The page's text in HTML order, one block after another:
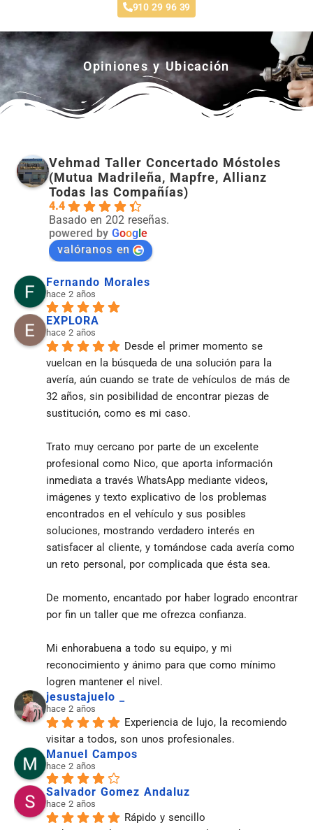
910 29 96 39
Opiniones y Ubicación
Vehmad Taller Concertado Móstoles
(Mutua Madrileña, Mapfre, Allianz
Todas las Compañías)
4.4
Basado en 202 reseñas.
powered by Google
valóranos en
Fernando Morales
hace 2 años
EXPLORA
hace 2 años
Desde el primer momento se
vuelcan en la búsqueda de una solución para la
avería, aún cuando se trate de vehículos de más de
32 años, sin posibilidad de encontrar piezas de
sustitución, como es mi caso.
Trato muy cercano por parte de un excelente
profesional como Nico, que aporta información
inmediata a través WhatsApp mediante videos,
imágenes y texto explicativo de los problemas
encontrados en el vehículo y sus posibles
soluciones, mostrando verdadero interés en
satisfacer al cliente, y tomándose cada avería como
un reto personal, por complicada que ésta sea.
De momento, encantado por haber logrado encontrar
por fin un taller que me ofrezca confianza.
Mi enhorabuena a todo su equipo, y mi
reconocimiento y ánimo para que como mínimo
logren mantener el nivel.
jesustajuelo _
hace 2 años
Experiencia de lujo, la recomiendo
visitar a todos, son unos profesionales.
Manuel Campos
hace 2 años
Salvador Gomez Andaluz
hace 2 años
Rápido y sencillo